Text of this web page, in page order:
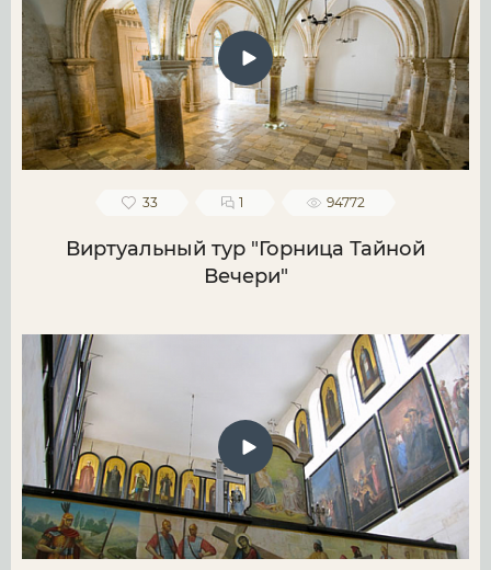
33 1 94772
Виртуальный тур "Горница Тайной
Вечери"